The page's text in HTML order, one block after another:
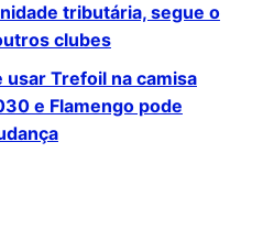
tributária, segue o
clubes
usar Trefoil na camisa
e Flamengo pode